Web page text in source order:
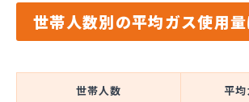
世帯人数別の平均ガス使用量
世帯人数 平